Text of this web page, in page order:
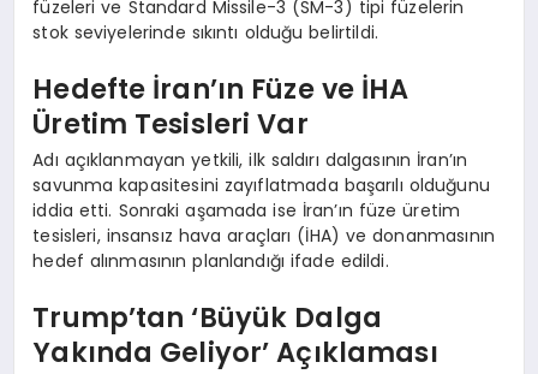
füzeleri ve Standard Missile-3 (SM-3) tipi füzelerin
stok seviyelerinde sıkıntı olduğu belirtildi.
Hedefte İran’ın Füze ve İHA
Üretim Tesisleri Var
Adı açıklanmayan yetkili, ilk saldırı dalgasının İran’ın
savunma kapasitesini zayıflatmada başarılı olduğunu
iddia etti. Sonraki aşamada ise İran’ın füze üretim
tesisleri, insansız hava araçları (İHA) ve donanmasının
hedef alınmasının planlandığı ifade edildi.
Trump’tan ‘Büyük Dalga
Yakında Geliyor’ Açıklaması